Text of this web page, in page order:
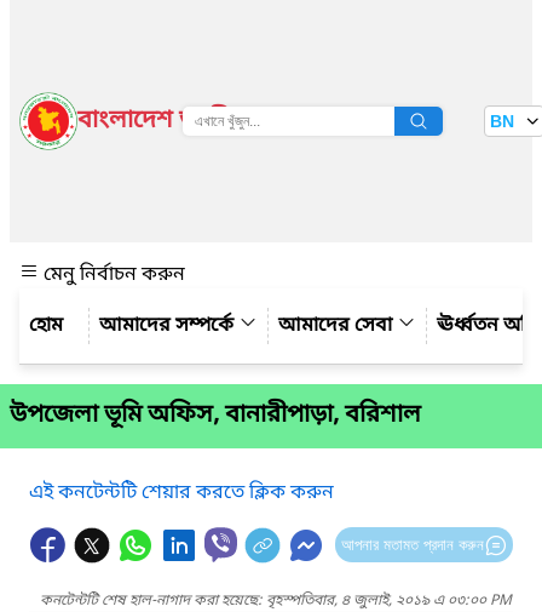
বাংলাদেশ জাতীয় তথ্য বাতায়ন BN
মেনু নির্বাচন করুন
আমাদের সম্পর্কে
আমাদের সেবা ঊর্ধ্বতন
উপজেলা ভূমি অফিস, বানারীপাড়া, বরিশাল
এই কনটেন্টটি শেয়ার করতে ক্লিক করুন
আপনার মতামত প্রদান করুন
কনটেন্টটি শেষ হাল-নাগাদ করা হয়েছে: বৃহস্পতিবার, ৪ জুলাই, ২০১৯ এ ০৩:০০ PM